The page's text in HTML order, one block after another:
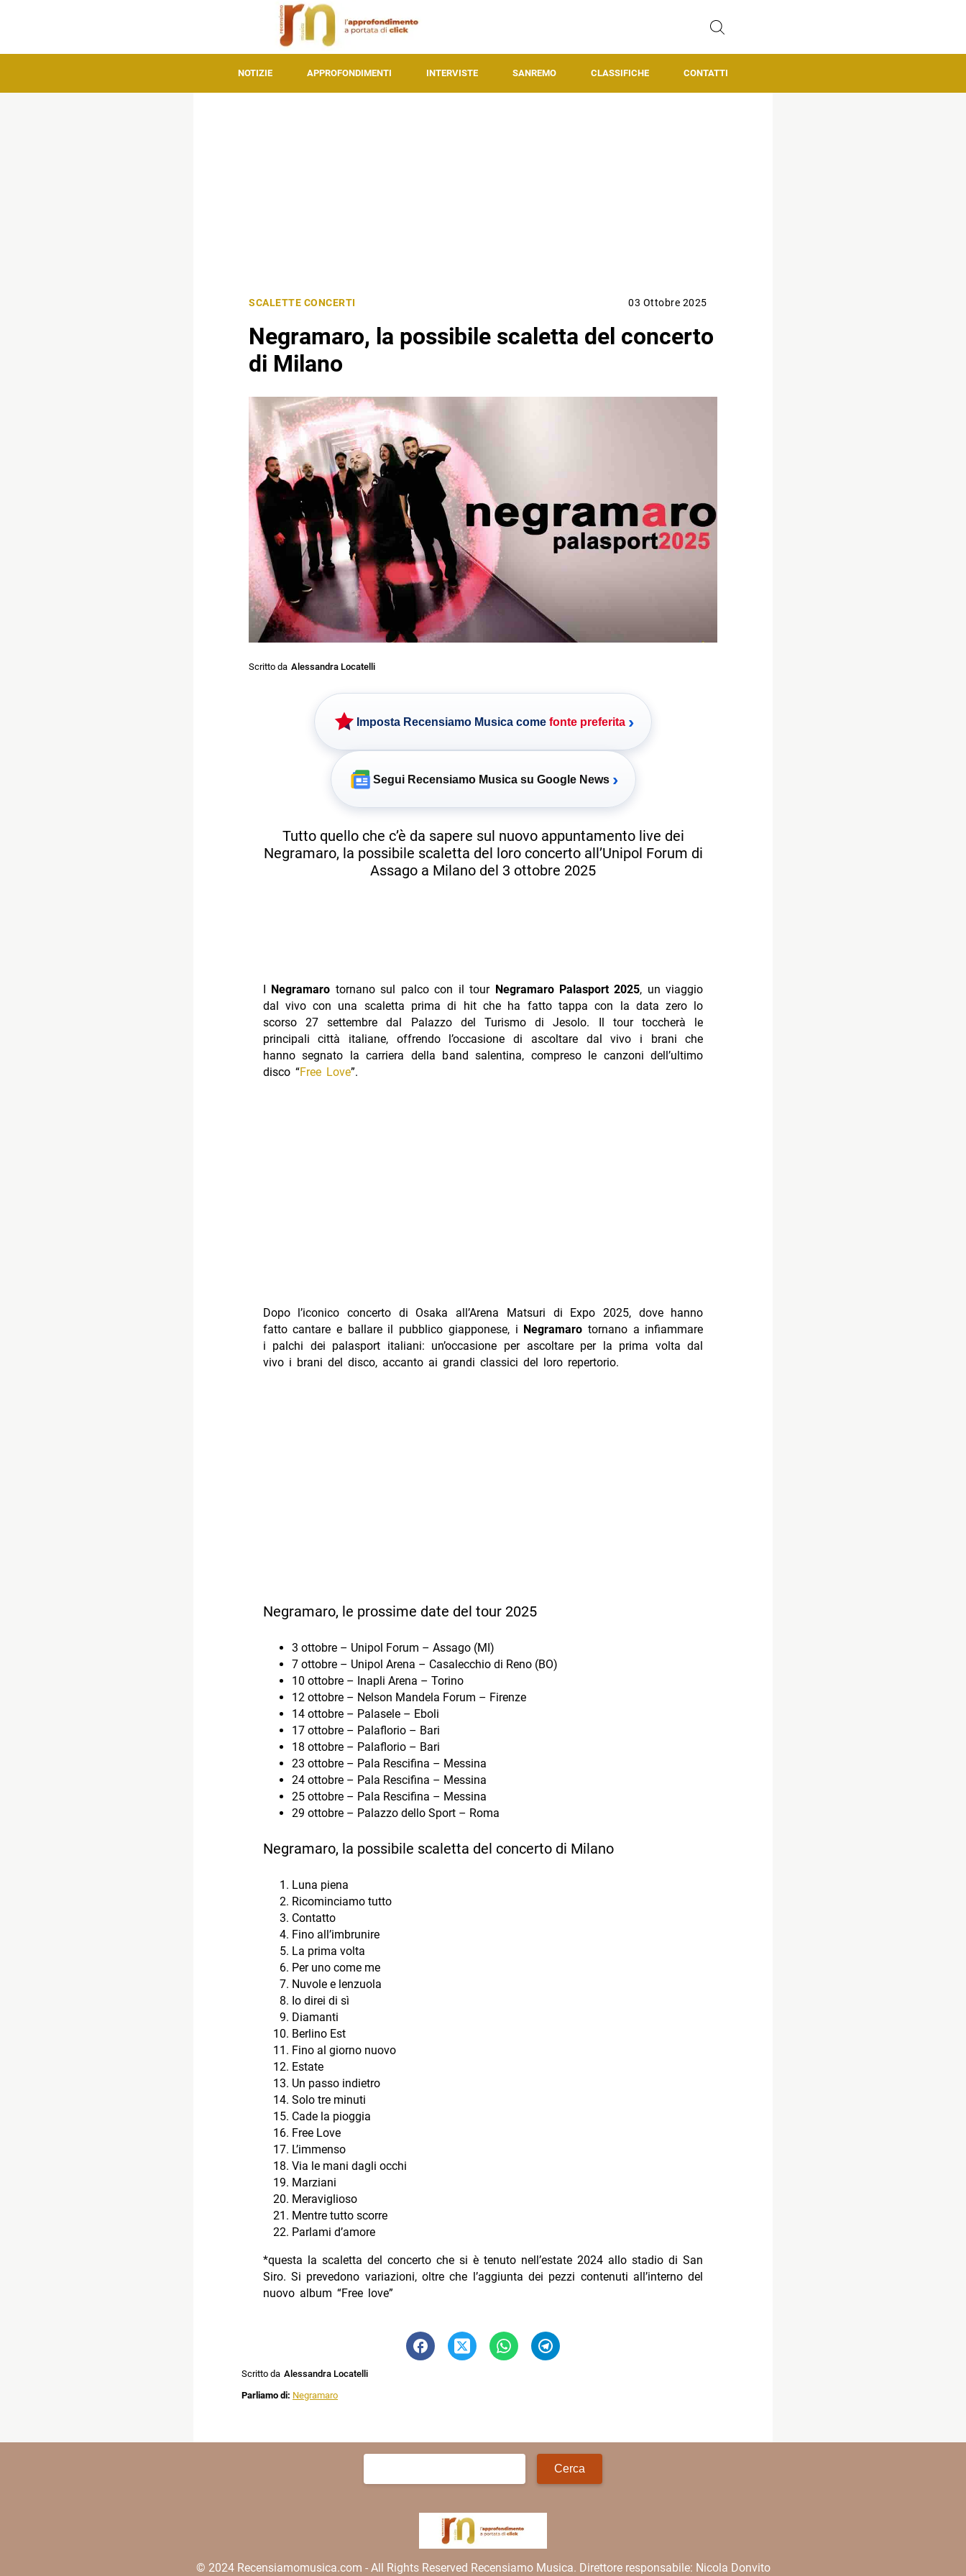
NOTIZIE APPROFONDIMENTI INTERVISTE SANREMO CLASSIFICHE CONTATTI
SCALETTE CONCERTI 03 Ottobre 2025
Negramaro, la possibile scaletta del concerto
di Milano
Scritto da Alessandra Locatelli
Imposta Recensiamo Musica come fonte preferita ›
Segui Recensiamo Musica su Google News ›
Tutto quello che c’è da sapere sul nuovo appuntamento live dei
Negramaro, la possibile scaletta del loro concerto all’Unipol Forum di
Assago a Milano del 3 ottobre 2025
Negramaro tornano sul palco con il tour Negramaro Palasport 2025, un viaggio
dal vivo con una scaletta prima di hit che ha fatto tappa con la data zero lo
scorso 27 settembre dal Palazzo del Turismo di Jesolo. Il tour toccherà le
principali città italiane, offrendo l’occasione di ascoltare dal vivo i brani che
hanno segnato la carriera della band salentina, compreso le canzoni dell’ultimo
disco “Free Love”.
Dopo l’iconico concerto di Osaka all’Arena Matsuri di Expo 2025, dove hanno
fatto cantare e ballare il pubblico giapponese, i Negramaro tornano a infiammare
i palchi dei palasport italiani: un’occasione per ascoltare per la prima volta dal
vivo i brani del disco, accanto ai grandi classici del loro repertorio.
Negramaro, le prossime date del tour 2025
3 ottobre – Unipol Forum – Assago (MI)
7 ottobre – Unipol Arena – Casalecchio di Reno (BO)
10 ottobre – Inapli Arena – Torino
12 ottobre – Nelson Mandela Forum – Firenze
14 ottobre – Palasele – Eboli
17 ottobre – Palaflorio – Bari
18 ottobre – Palaflorio – Bari
23 ottobre – Pala Rescifina – Messina
24 ottobre – Pala Rescifina – Messina
25 ottobre – Pala Rescifina – Messina
29 ottobre – Palazzo dello Sport – Roma
Negramaro, la possibile scaletta del concerto di Milano
Luna piena
Ricominciamo tutto
Contatto
Fino all’imbrunire
La prima volta
Per uno come me
Nuvole e lenzuola
Io direi di sì
Diamanti
Berlino Est
Fino al giorno nuovo
Estate
Un passo indietro
Solo tre minuti
Cade la pioggia
Free Love
L’immenso
Via le mani dagli occhi
Marziani
Meraviglioso
Mentre tutto scorre
Parlami d’amore
*questa la scaletta del concerto che si è tenuto nell’estate 2024 allo stadio di San
Siro. Si prevedono variazioni, oltre che l’aggiunta dei pezzi contenuti all’interno del
nuovo album “Free love”
Scritto da Alessandra Locatelli
Parliamo di: Negramaro
© 2024 Recensiamomusica.com - All Rights Reserved Recensiamo Musica. Direttore responsabile: Nicola Donvito